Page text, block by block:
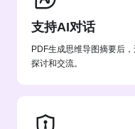
支持AI对话
PDF生成思维导图摘要后
探讨和交流。